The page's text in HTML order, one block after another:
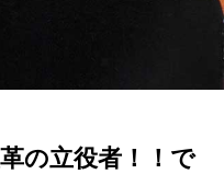
の立役者！！で